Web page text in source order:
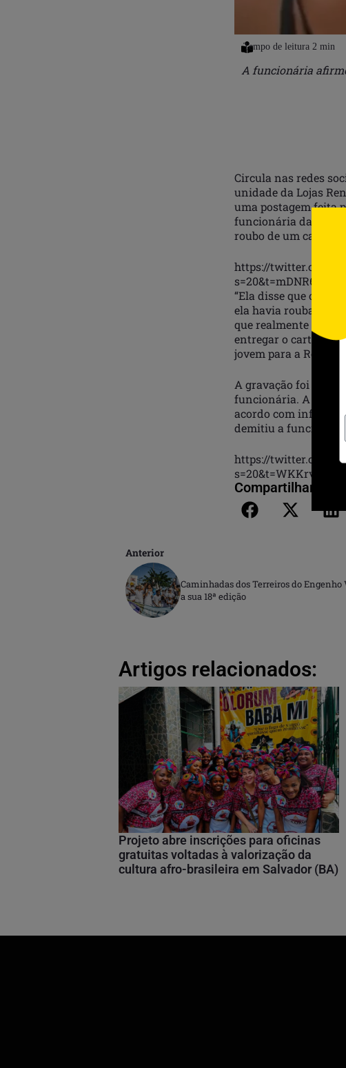
A funcionária
Circula nas redes
unidade da Lojas
uma postagem feita
funcionária da loja
roubo de um casaco,
https://twitter.com/
“Ela disse que o
ela havia roubado!
que realmente era
entregar o cartão
jovem para a
A gravação foi feita
funcionária. A
acordo com
demitiu a
https://twitter.com/
Compartilhar:
Anterior
Caminhadas dos Terreiros do Engenho
a sua 18ª edição
Artigos relacionados:
Projeto abre inscrições para oficinas
gratuitas voltadas à valorização da
cultura afro-brasileira em Salvador (BA)